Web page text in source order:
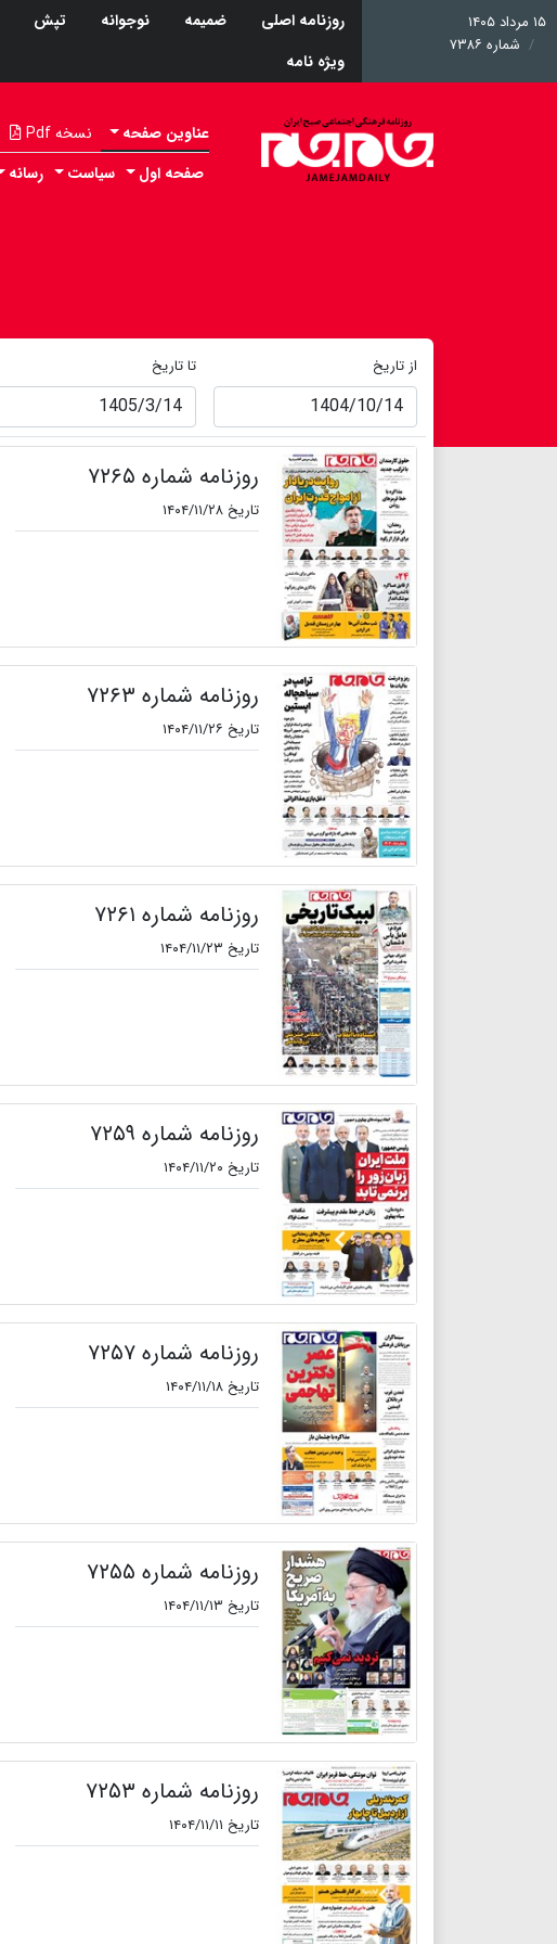
۱۵ مرداد ۱۴۰۵
شماره ۷۳۸۶
روزنامه اصلی ضمیمه نوجوانه تپش
ویژه نامه
عناوین صفحه نسخه Pdf
صفحه اول سیاست رسانه
از تاریخ تا تاریخ
روزنامه شماره ۷۲۶۵
تاریخ ۱۴۰۴/۱۱/۲۸
روزنامه شماره ۷۲۶۳
تاریخ ۱۴۰۴/۱۱/۲۶
روزنامه شماره ۷۲۶۱
تاریخ ۱۴۰۴/۱۱/۲۳
روزنامه شماره ۷۲۵۹
تاریخ ۱۴۰۴/۱۱/۲۰
روزنامه شماره ۷۲۵۷
تاریخ ۱۴۰۴/۱۱/۱۸
روزنامه شماره ۷۲۵۵
تاریخ ۱۴۰۴/۱۱/۱۳
روزنامه شماره ۷۲۵۳
تاریخ ۱۴۰۴/۱۱/۱۱